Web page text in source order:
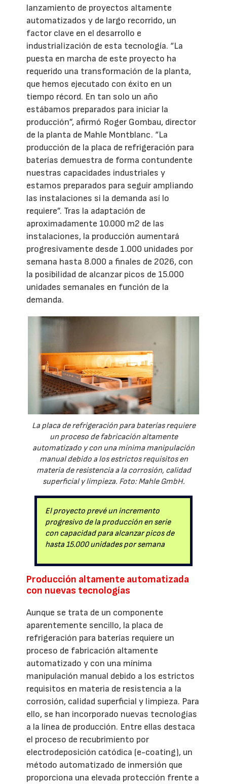
lanzamiento de proyectos altamente
automatizados y de largo recorrido, un
factor clave en el desarrollo e
industrialización de esta tecnología. “La
puesta en marcha de este proyecto ha
requerido una transformación de la planta,
que hemos ejecutado con éxito en un
tiempo récord. En tan solo un año
estábamos preparados para iniciar la
producción”, afirmó Roger Gombau, director
de la planta de Mahle Montblanc. “La
producción de la placa de refrigeración para
baterías demuestra de forma contundente
nuestras capacidades industriales y
estamos preparados para seguir ampliando
las instalaciones si la demanda así lo
requiere”. Tras la adaptación de
aproximadamente 10.000 m2 de las
instalaciones, la producción aumentará
progresivamente desde 1.000 unidades por
semana hasta 8.000 a finales de 2026, con
la posibilidad de alcanzar picos de 15.000
unidades semanales en función de la
demanda.
La placa de refrigeración para baterías requiere
un proceso de fabricación altamente
automatizado y con una mínima manipulación
manual debido a los estrictos requisitos en
materia de resistencia a la corrosión, calidad
superficial y limpieza. Foto: Mahle GmbH.
El proyecto prevé un incremento
progresivo de la producción en serie
con capacidad para alcanzar picos de
hasta 15.000 unidades por semana
Producción altamente automatizada
con nuevas tecnologías
Aunque se trata de un componente
aparentemente sencillo, la placa de
refrigeración para baterías requiere un
proceso de fabricación altamente
automatizado y con una mínima
manipulación manual debido a los estrictos
requisitos en materia de resistencia a la
corrosión, calidad superficial y limpieza. Para
ello, se han incorporado nuevas tecnologías
a la línea de producción. Entre ellas destaca
el proceso de recubrimiento por
electrodeposición catódica (e-coating), un
método automatizado de inmersión que
proporciona una elevada protección frente a